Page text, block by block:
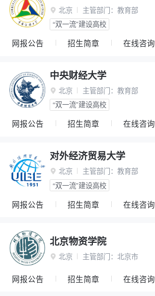
 北京 主管部门： 教育部
“双一流”建设高校
网报公告 招生简章 在线咨询
中央财经大学
 北京 主管部门： 教育部
“双一流”建设高校
网报公告 招生简章 在线咨询
对外经济贸易大学
 北京 主管部门： 教育部
“双一流”建设高校
网报公告 招生简章 在线咨询
北京物资学院
 北京 主管部门： 北京市
网报公告 招生简章 在线咨询